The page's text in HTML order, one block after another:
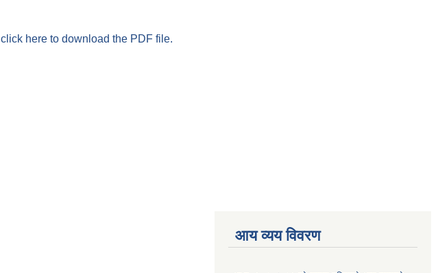
click here to download the PDF file.
आय व्यय विवरण